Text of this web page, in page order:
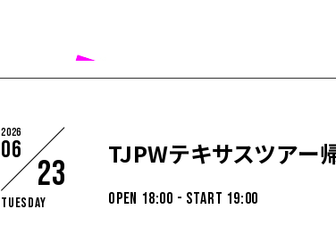
2026
06
23
Tuesday
TJPWテキサスツアー
OPEN 18:00 - START 19:00